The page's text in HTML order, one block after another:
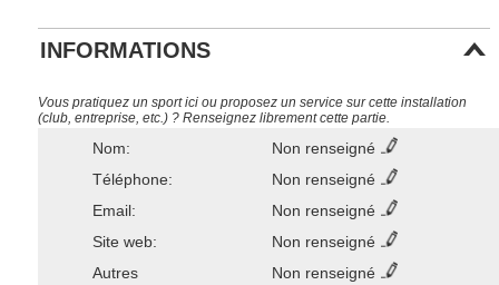
INFORMATIONS
Vous pratiquez un sport ici ou proposez un service sur cette installation
(club, entreprise, etc.) ? Renseignez librement cette partie.
Nom:
Non renseigné
Téléphone:
Non renseigné
Email:
Non renseigné
Site web:
Non renseigné
Autres
Non renseigné